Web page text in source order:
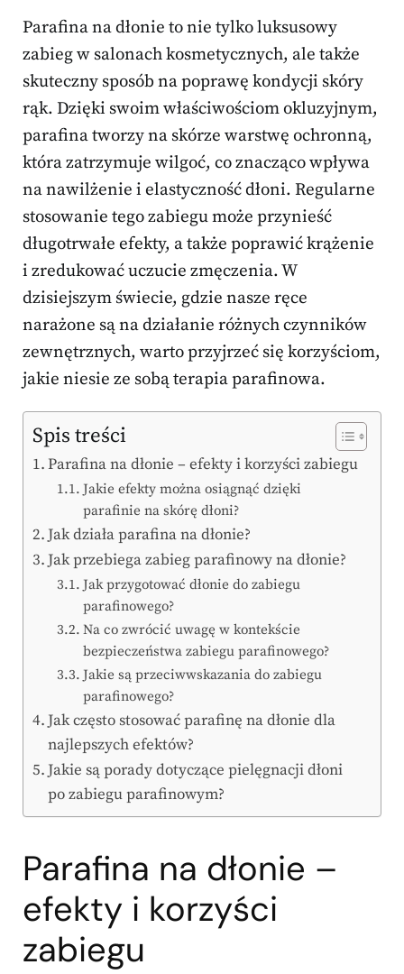
Parafina na dłonie to nie tylko luksusowy
zabieg w salonach kosmetycznych, ale także
skuteczny sposób na poprawę kondycji skóry
rąk. Dzięki swoim właściwościom okluzyjnym,
parafina tworzy na skórze warstwę ochronną,
która zatrzymuje wilgoć, co znacząco wpływa
na nawilżenie i elastyczność dłoni. Regularne
stosowanie tego zabiegu może przynieść
długotrwałe efekty, a także poprawić krążenie
i zredukować uczucie zmęczenia. W
dzisiejszym świecie, gdzie nasze ręce
narażone są na działanie różnych czynników
zewnętrznych, warto przyjrzeć się korzyściom,
jakie niesie ze sobą terapia parafinowa.
Spis treści
Parafina na dłonie – efekty i korzyści zabiegu
Jakie efekty można osiągnąć dzięki
parafinie na skórę dłoni?
Jak działa parafina na dłonie?
Jak przebiega zabieg parafinowy na dłonie?
Jak przygotować dłonie do zabiegu
parafinowego?
Na co zwrócić uwagę w kontekście
bezpieczeństwa zabiegu parafinowego?
Jakie są przeciwwskazania do zabiegu
parafinowego?
Jak często stosować parafinę na dłonie dla
najlepszych efektów?
Jakie są porady dotyczące pielęgnacji dłoni
po zabiegu parafinowym?
Parafina na dłonie –
efekty i korzyści
zabiegu